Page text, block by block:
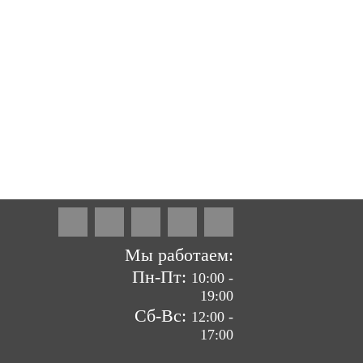
Мы работаем:
Пн-Пт: 10:00 -
19:00
Сб-Вс: 12:00 -
17:00
сайтов by «ВзлЁт»